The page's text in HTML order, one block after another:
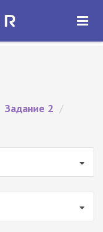
ОТКРЫТЬ
Задание 2 /